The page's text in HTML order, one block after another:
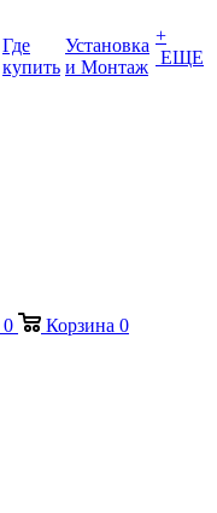
Где
купить
Установка
и Монтаж
+
ЕЩЕ
0 Корзина 0